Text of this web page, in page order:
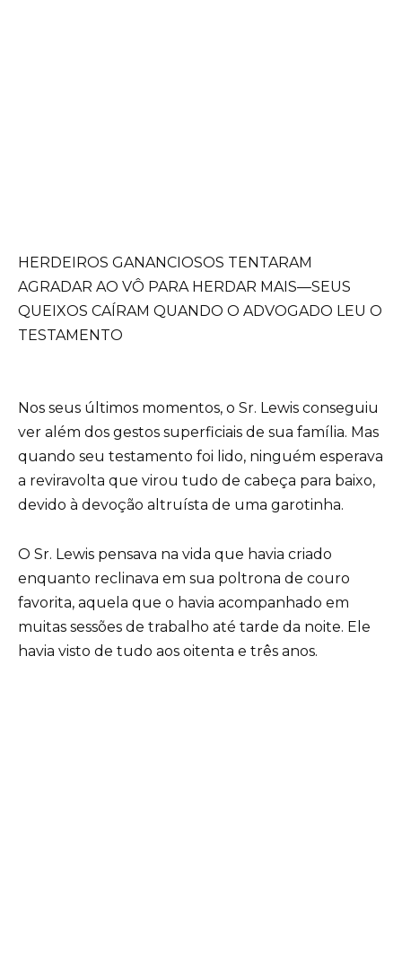
HERDEIROS GANANCIOSOS TENTARAM
AGRADAR AO VÔ PARA HERDAR MAIS—SEUS
QUEIXOS CAÍRAM QUANDO O ADVOGADO LEU O
TESTAMENTO
Nos seus últimos momentos, o Sr. Lewis conseguiu
ver além dos gestos superficiais de sua família. Mas
quando seu testamento foi lido, ninguém esperava
a reviravolta que virou tudo de cabeça para baixo,
devido à devoção altruísta de uma garotinha.
O Sr. Lewis pensava na vida que havia criado
enquanto reclinava em sua poltrona de couro
favorita, aquela que o havia acompanhado em
muitas sessões de trabalho até tarde da noite. Ele
havia visto de tudo aos oitenta e três anos.